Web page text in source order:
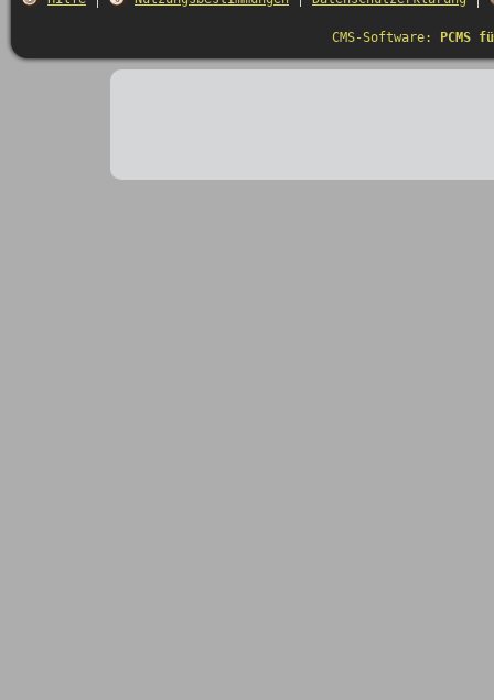
CMS-Software: PCMS